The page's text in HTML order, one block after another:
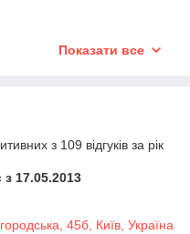
Показати все
з 109 відгуків за рік
17.05.2013
45б, Київ, Україна